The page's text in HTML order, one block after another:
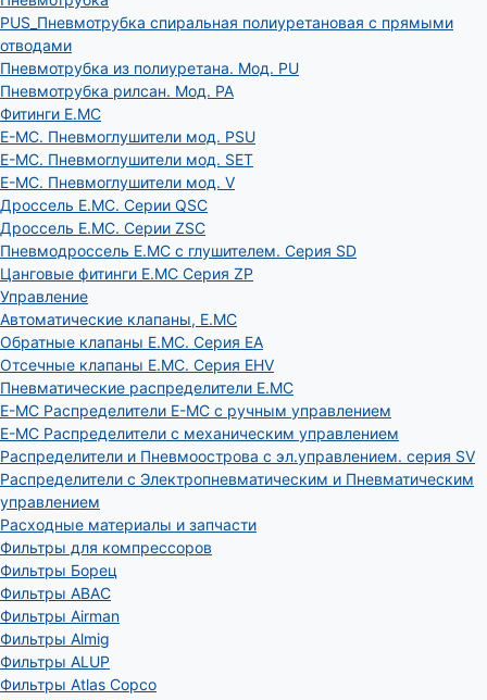
PUS_Пневмотрубка спиральная полиуретановая с прямыми
отводами
Пневмотрубка из полиуретана. Мод. РU
Пневмотрубка рилсан. Мод. PA
Фитинги E.MC
E-MC. Пневмоглушители мод. PSU
E-MC. Пневмоглушители мод. SET
E-MC. Пневмоглушители мод. V
Дроссель E.MC. Серии QSC
Дроссель E.MC. Серии ZSC
Пневмодроссель E.MC с глушителем. Серия SD
Цанговые фитинги E.MC Серия ZP
Управление
Автоматические клапаны, Е.МС
Обратные клапаны E.MC. Серия EA
Отсечные клапаны E.MC. Серия EHV
Пневматические распределители E.MC
E-MC Распределители E-MC с ручным управлением
E-MC Распределители с механическим управлением
Распределители и Пневмоострова с эл.управлением. серия SV
Распределители с Электропневматическим и Пневматическим
управлением
Расходные материалы и запчасти
Фильтры для компрессоров
Фильтры Борец
Фильтры ABAC
Фильтры Airman
Фильтры Almig
Фильтры ALUP
Фильтры Atlas Copco